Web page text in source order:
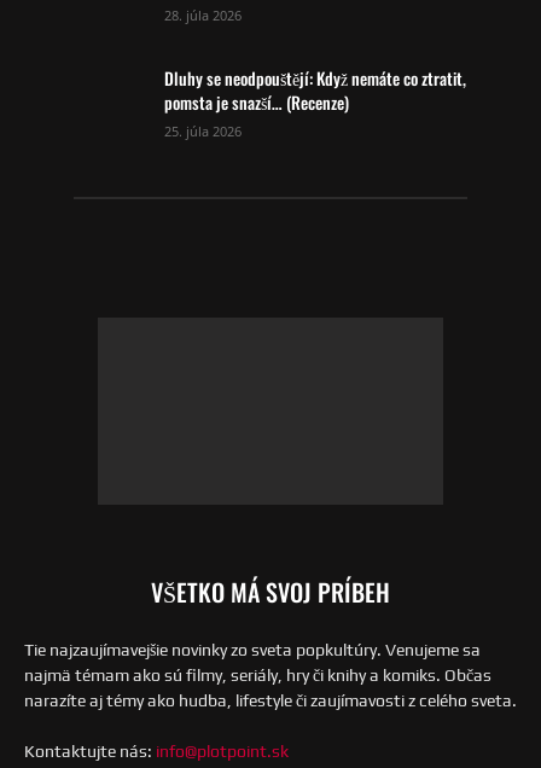
28. júla 2026
Dluhy se neodpouštějí: Když nemáte co ztratit,
pomsta je snazší… (Recenze)
25. júla 2026
VŠETKO MÁ SVOJ PRÍBEH
Tie najzaujímavejšie novinky zo sveta popkultúry. Venujeme sa
najmä témam ako sú filmy, seriály, hry či knihy a komiks. Občas
narazíte aj témy ako hudba, lifestyle či zaujímavosti z celého sveta.
Kontaktujte nás: info@plotpoint.sk